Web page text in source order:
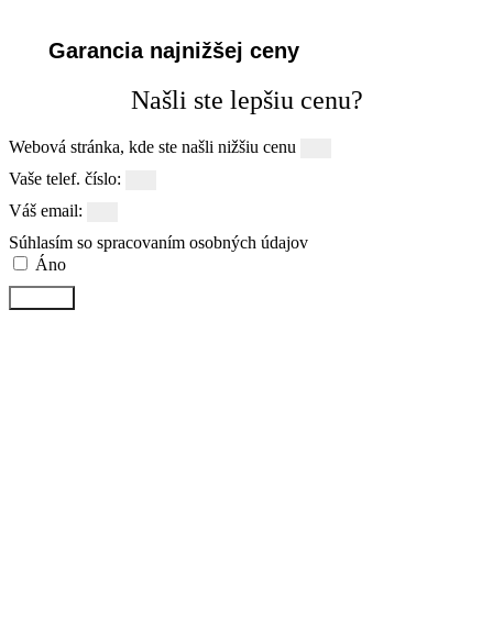
Garancia najnižšej ceny
Našli ste lepšiu cenu?
Webová stránka, kde ste našli nižšiu cenu
Vaše telef. číslo:
Váš email:
Súhlasím so spracovaním osobných údajov
Áno